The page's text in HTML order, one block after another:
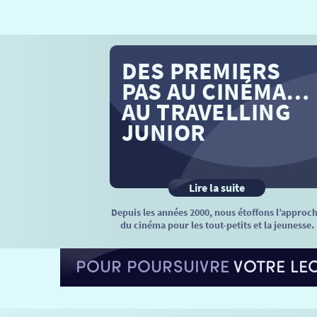
DES PREMIERS
PAS AU CINÉMA…
AU TRAVELLING
JUNIOR
Lire la suite
Depuis les années 2000, nous étoffons
du cinéma pour les tout-petits et la jeunesse.
POUR POURSUIVREVOTRE